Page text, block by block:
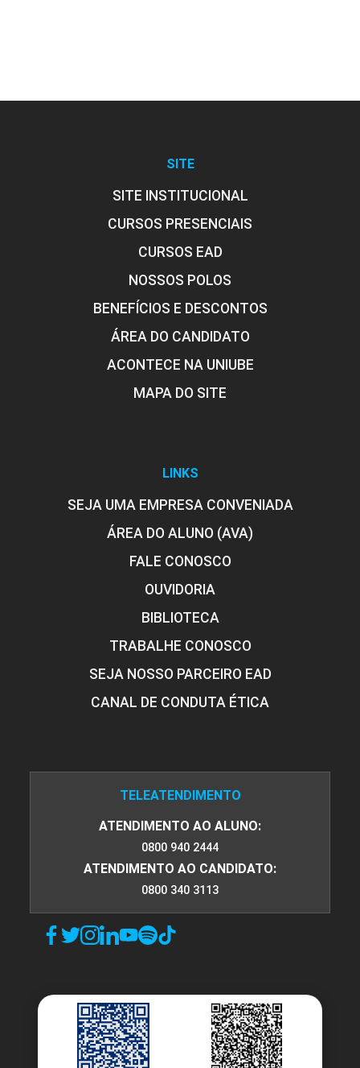
Processos e Técnicas Construtivas
10h
Conceitos, Definições e Termonologia
10h
10h
Patologias das Estruturas em
Concreto Armado
10h
Revestimentos, Pinturas e Fachadas
SITE
SITE INSTITUCIONAL
CURSOS PRESENCIAIS
CURSOS EAD
NOSSOS POLOS
BENEFÍCIOS E DESCONTOS
ÁREA DO CANDIDATO
ACONTECE NA UNIUBE
MAPA DO SITE
LINKS
SEJA UMA EMPRESA CONVENIADA
ÁREA DO ALUNO (AVA)
FALE CONOSCO
OUVIDORIA
BIBLIOTECA
TRABALHE CONOSCO
SEJA NOSSO PARCEIRO EAD
CANAL DE CONDUTA ÉTICA
TELEATENDIMENTO
ATENDIMENTO AO ALUNO:
0800 940 2444
ATENDIMENTO AO CANDIDATO:
0800 340 3113